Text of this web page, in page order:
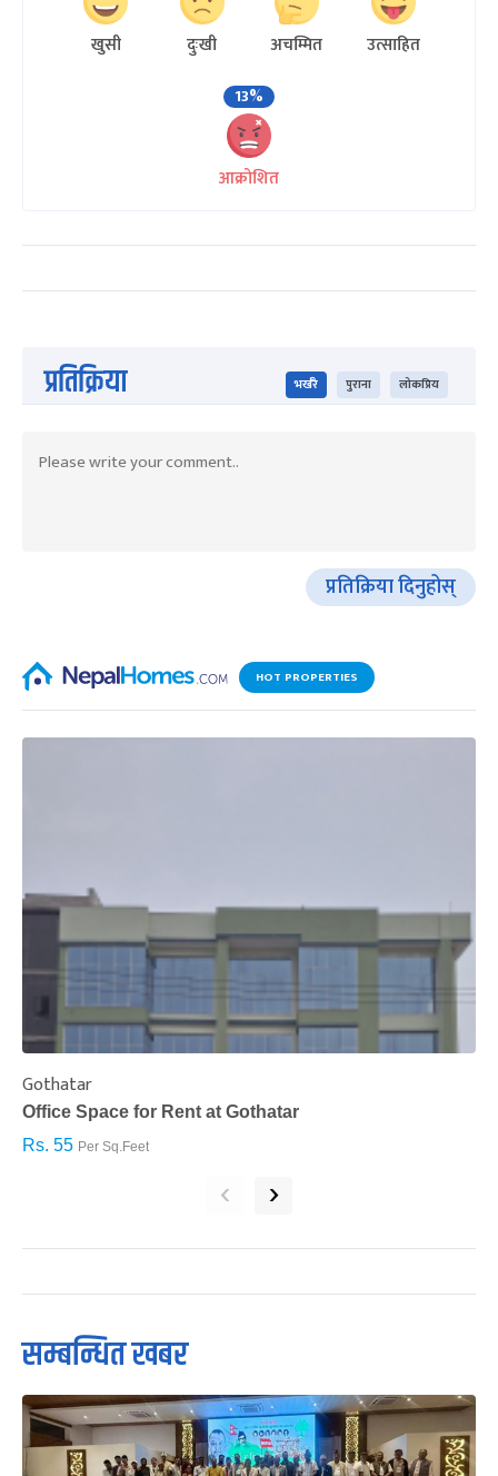
खुसी दुःखी अचम्मित
उत्साहित
13%
आक्रोशित
प्रतिक्रिया भर्खरै पुराना लोकप्रिय
प्रतिक्रिया दिनुहोस्
HOT PROPERTIES
Gothatar
Office Space for Rent at Gothatar
Rs. 55 Per Sq.Feet
‹ ›
सम्बन्धित खबर